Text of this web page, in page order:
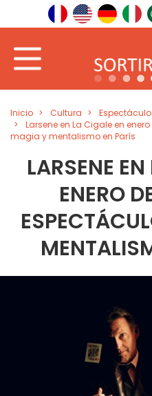
Inicio Cultura
Larsene en La Cigale en
magia y mentalismo en París
LARSENE
ENERO